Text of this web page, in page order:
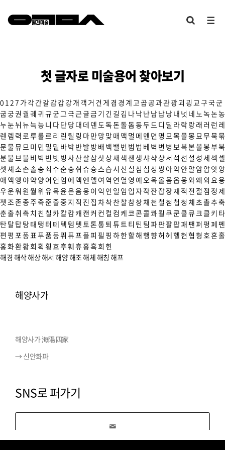
첫 글자로 미술용어 찾아보기
0 1 27 가각간갈감갑강개 객 거 건 게 겸 경 계 고 곱공과관광괴 굉 교 구국군
굽궁권 궐 궤귀 규균그극근글금기 긴 길 김 나낙난남납낭내 넛 네 노 녹논농
누눈뉘 뉴늑능 니 다단당대 데 덴 도 독돈돌돔동두 드 디 딜 라락랑래 러 런 레
렌 렘 력 로 루룰 르 리 린 릴 링 마만망맞매 맥 멀 메 멘 면 명 모 목몰몽 묘 무묵묶
문물뮤 므 미 민 밀 밑 바박반발방배 백 밸 번 범 법 베 벽 변 병 보 복본볼봉부북
분불 브 블 비 빅 빈 빗 빙 사산살삼삿상새 색 샌 생샤샥샹서 석 선 설 성 세 섹 셀
셋셰 소손솔송쇠 수순숭쉬 슈슝 스습 시 신 실 심 십 싱 쌍아악안알암압앗앙
애 액 앵 야약양어 언 엄 에 엑 엔 엘 여 역 연 열 영 예 오 옥올옴옵옹와왜 외 요 용
우운워 원 월 위 유육윤은음응 이 익 인 일 임 입 자작잔잡장재 적 전 절 점 정 제
젯 조존종주죽준줄중 지 직 진 집 차착찬찰참창채 천 철 첨 첩 청 체 초촐추축
춘출취 측 치 친 칠 카칼캄캐 캔 커 컨 컬 컴 케 코 콘콜콰쾰 쿠쿤쿨큐 크 클 키 타
탄탈탑탕태 탱 터 테 텍 템 텟 토 톤통퇴 튜 트 티 틴 팀 파판팔팝패팬퍼 펑 페펜
편 평 포 퐁 표 푸품풍퓌 퓨 프 플피 필 핑 하한할해행향허 헤헬현 협 형 호혼홀
홍화환황회 획 횡 효후훼휴흉흑희 힌
해경 해삭해상해서 해양해조해체해칭 해프
해양사가
해양사가 海陽四家
→ 신안화파
SNS로 퍼가기